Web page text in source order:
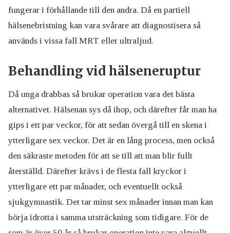
fungerar i förhållande till den andra. Då en partiell
hälsenebristning kan vara svårare att diagnostisera så
används i vissa fall MRT eller ultraljud.
Behandling vid hälseneruptur
Då unga drabbas så brukar operation vara det bästa
alternativet. Hälsenan sys då ihop, och därefter får man ha
gips i ett par veckor, för att sedan övergå till en skena i
ytterligare sex veckor. Det är en lång process, men också
den säkraste metoden för att se till att man blir fullt
återställd. Därefter krävs i de flesta fall kryckor i
ytterligare ett par månader, och eventuellt också
sjukgymnastik. Det tar minst sex månader innan man kan
börja idrotta i samma utsträckning som tidigare. För de